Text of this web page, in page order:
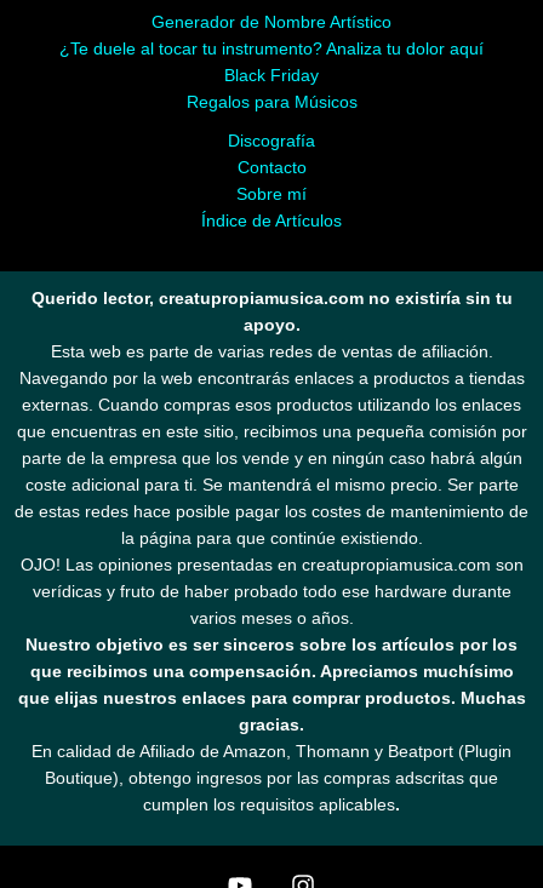
Generador de Nombre Artístico
¿Te duele al tocar tu instrumento? Analiza tu dolor aquí
Black Friday
Regalos para Músicos
Discografía
Contacto
Sobre mí
Índice de Artículos
Querido lector, creatupropiamusica.com no existiría sin tu
apoyo.
Esta web es parte de varias redes de ventas de afiliación.
Navegando por la web encontrarás enlaces a productos a tiendas
externas. Cuando compras esos productos utilizando los enlaces
que encuentras en este sitio, recibimos una pequeña comisión por
parte de la empresa que los vende y en ningún caso habrá algún
coste adicional para ti. Se mantendrá el mismo precio. Ser parte
de estas redes hace posible pagar los costes de mantenimiento de
la página para que continúe existiendo.
OJO! Las opiniones presentadas en creatupropiamusica.com son
verídicas y fruto de haber probado todo ese hardware durante
varios meses o años.
Nuestro objetivo es ser sinceros sobre los artículos por los
que recibimos una compensación. Apreciamos muchísimo
que elijas nuestros enlaces para comprar productos. Muchas
gracias.
En calidad de Afiliado de Amazon, Thomann y Beatport (Plugin
Boutique), obtengo ingresos por las compras adscritas que
cumplen los requisitos aplicables.